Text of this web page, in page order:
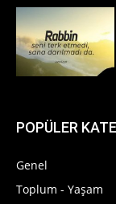
POPÜLER
Genel
Toplum - Yaşam